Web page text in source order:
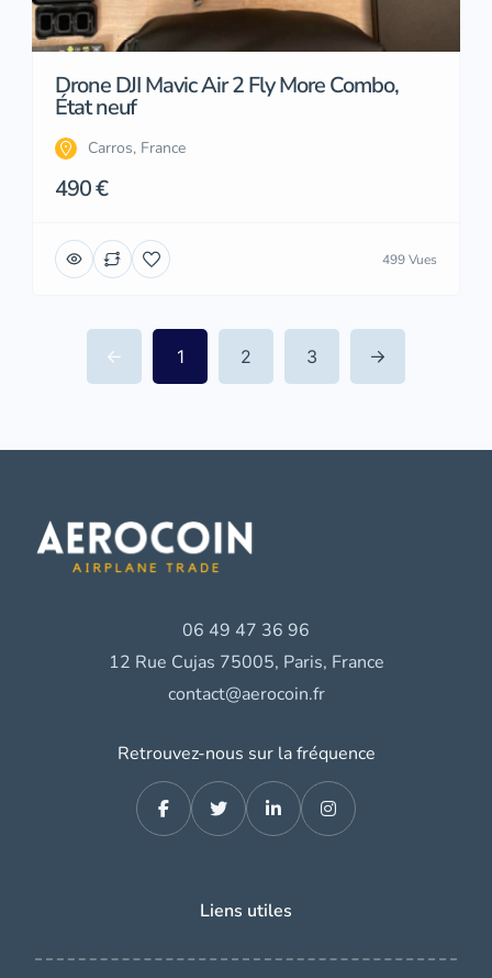
Drone DJI Mavic Air 2 Fly More Combo,
État neuf
Carros, France
490 €
499 Vues
1 2 3
06 49 47 36 96
12 Rue Cujas 75005, Paris, France
contact@aerocoin.fr
Retrouvez-nous sur la fréquence
Liens utiles